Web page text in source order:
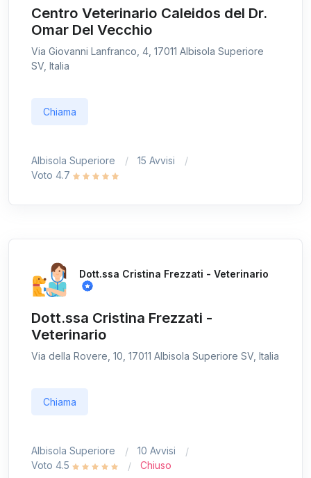
Centro Veterinario Caleidos del Dr.
Omar Del Vecchio
Via Giovanni Lanfranco, 4, 17011 Albisola Superiore
SV, Italia
Chiama
Albisola Superiore
15 Avvisi
Voto 4.7
Dott.ssa Cristina Frezzati - Veterinario
Dott.ssa Cristina Frezzati -
Veterinario
Via della Rovere, 10, 17011 Albisola Superiore SV, Italia
Chiama
Albisola Superiore
10 Avvisi
Voto 4.5
Chiuso